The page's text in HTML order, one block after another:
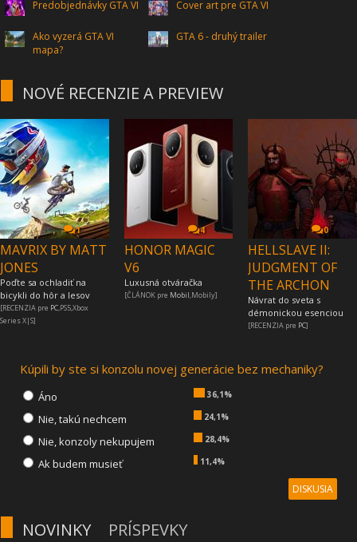
Predobjednávky GTA VI
Cover art pre GTA VI
Ako vyzerá GTA VI
mapa?
GTA 6 - druhý trailer
NOVÉ RECENZIE A PREVIEW
1
MAVRIX BY MATT
JONES
Poďte sa ochladiť na
bicykli do hôr a lesov
[RECENZIA pre PC,PS5,Xbox
Series X|S]
4
HONOR MAGIC
V6
Luxusná otváračka
[ČLÁNOK pre Mobil,Mobily]
0
HELLSLAVE II:
JUDGMENT OF
THE ARCHON
Návrat do sveta s
démonickou esenciou
[RECENZIA pre PC]
Kúpili by ste si konzolu novej generácie bez mechaniky?
Áno 36,1%
Nie, takú nechcem 24,1%
Nie, konzoly nekupujem 28,4%
Ak budem musieť 11,4%
DISKUSIA
NOVINKY PRÍSPEVKY